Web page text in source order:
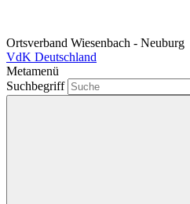
Ortsverband Wiesenbach - Neuburg
VdK Deutschland
Metamenü
Suchbegriff